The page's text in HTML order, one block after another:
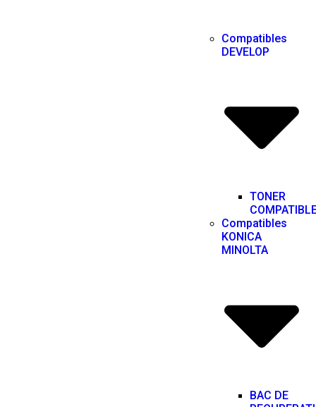
Compatibles
DEVELOP
TONER
Compatibles
KONICA
MINOLTA
BAC DE